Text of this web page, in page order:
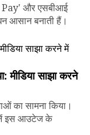
Pay' और एसबीआई
आसान बनाती हैं।
मीडिया साझा करने
का सामना किया।
इस आउटेज के